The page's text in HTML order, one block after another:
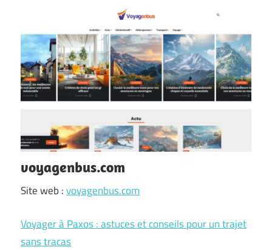
voyagenbus.com
Site web :voyagenbus.com
Voyager à Paxos : astuces et conseils pour un trajet
sans tracas